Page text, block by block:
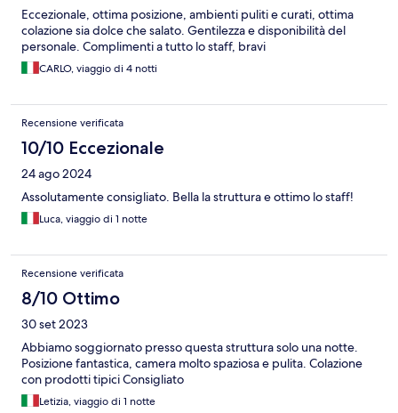
Eccezionale, ottima posizione, ambienti puliti e curati, ottima
colazione sia dolce che salato. Gentilezza e disponibilità del
personale. Complimenti a tutto lo staff, bravi
CARLO, viaggio di 4 notti
Recensione verificata
10/10 Eccezionale
24 ago 2024
Assolutamente consigliato. Bella la struttura e ottimo lo staff!
Luca, viaggio di 1 notte
Recensione verificata
8/10 Ottimo
30 set 2023
Abbiamo soggiornato presso questa struttura solo una notte.
Posizione fantastica, camera molto spaziosa e pulita. Colazione
con prodotti tipici Consigliato
Letizia, viaggio di 1 notte